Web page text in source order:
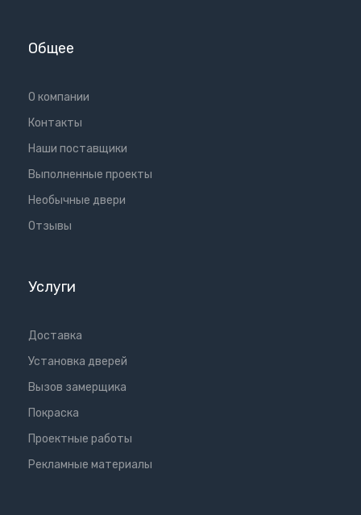
Общее
О компании
Контакты
Наши поставщики
Выполненные проекты
Необычные двери
Отзывы
Услуги
Доставка
Установка дверей
Вызов замерщика
Покраска
Проектные работы
Рекламные материалы